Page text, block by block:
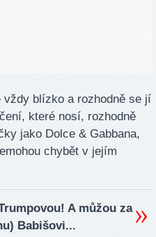
vždy blízko a rozhodně se jí
které nosí, rozhodně
jako Dolce & Gabbana,
chybět v jejím
A můžou za
Babišovi...